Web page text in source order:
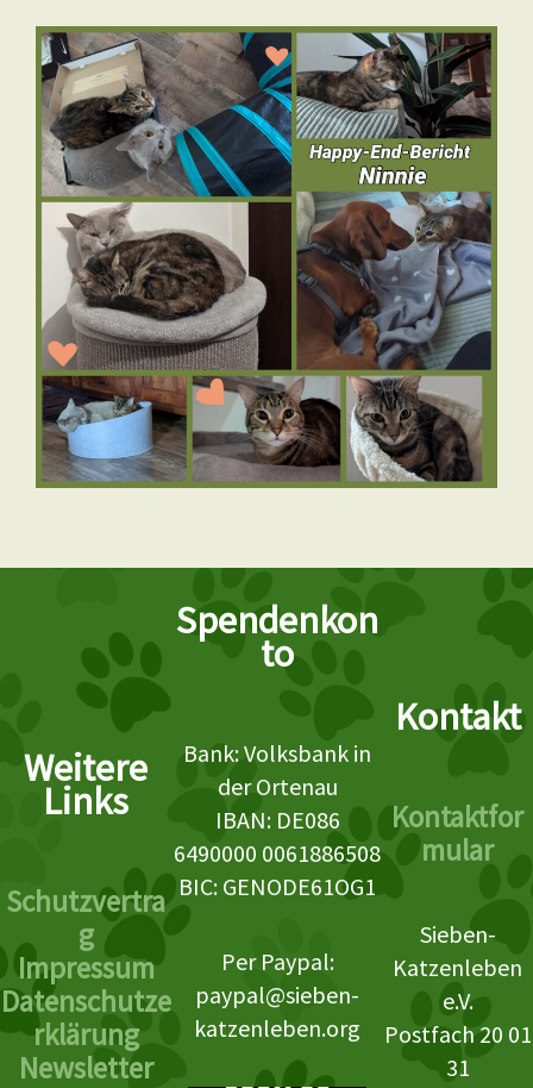
Weitere
Links
Schutzvertra
g
Impressum
Datenschutze
rklärung
Newsletter
Spendenkon
to
Bank: Volksbank in
der Ortenau
IBAN: DE086
6490000 0061886508
BIC: GENODE61OG1
Per Paypal:
paypal@sieben-
katzenleben.org
Kontakt
Kontaktfor
mular
Sieben-
Katzenleben
e.V.
Postfach 20 01
31